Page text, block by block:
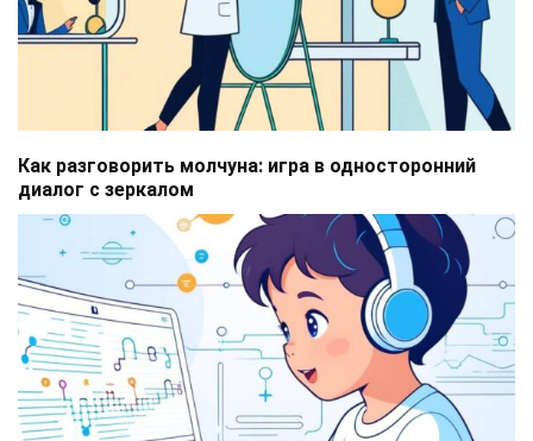
Как разговорить молчуна: игра в односторонний
диалог с зеркалом